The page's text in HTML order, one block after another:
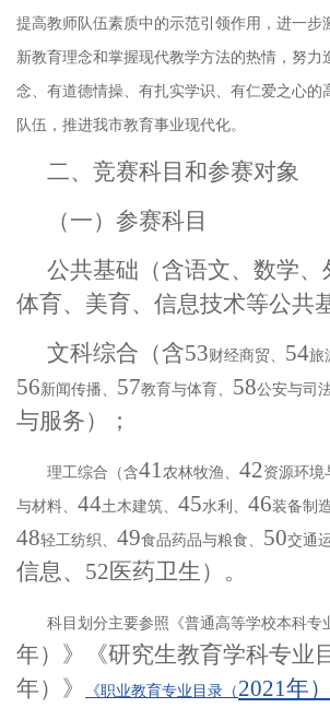
提高教师队伍素质中的示范引领作用，进一步
新教育理念和掌握现代教学方法的热情，努力
念、有道德情操、有扎实学识、有仁爱之心的
队伍，推进我市教育事业现代化。
二、竞赛科目 和参赛对象
（一）参赛科目
公共基础（含语文、数学、
体育、美育、信息技术等公共
文科综合（含53财经商贸、 54旅
56新闻传播、 57教育与体育、 58公安与司法
与服务）；
理工综合（含41农林牧渔、 42资源环境
与材料、 44土木建筑、 45水利、 46装备制造
48轻工纺织、 49食品药品与粮食、 50交通
信息、52医药卫生）。
科目划分主要参照《普通高等学校本科专
年）》《研究生教育学科专业
年）》
《职业教育专业目录（ 2021年